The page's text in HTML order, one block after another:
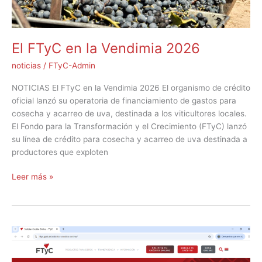
El FTyC en la Vendimia 2026
noticias / FTyC-Admin
NOTICIAS El FTyC en la Vendimia 2026 El organismo de crédito
oficial lanzó su operatoria de financiamiento de gastos para
cosecha y acarreo de uva, destinada a los viticultores locales.
El Fondo para la Transformación y el Crecimiento (FTyC) lanzó
su línea de crédito para cosecha y acarreo de uva destinada a
productores que exploten
Leer más »
Tu
a